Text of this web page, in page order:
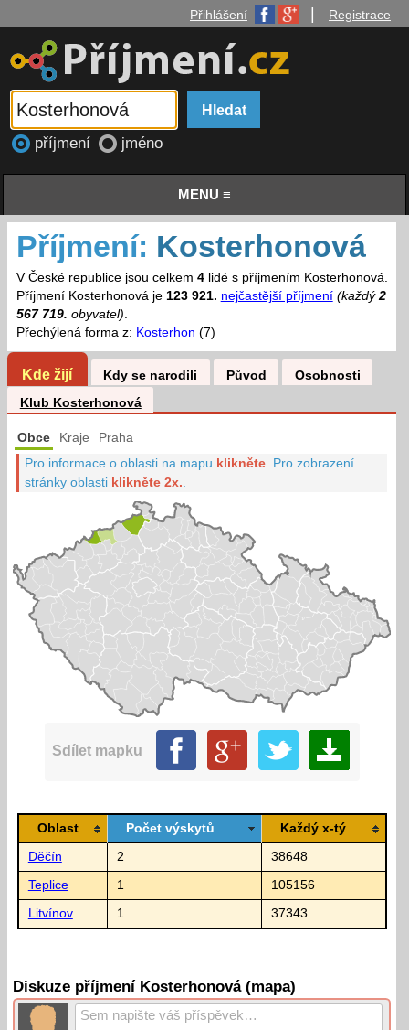
Přihlášení Registrace
příjmení jméno
MENU ≡
Příjmení: Kosterhonová
V České republice jsou celkem 4lidé s příjmením Kosterhonová.
Příjmení Kosterhonová je 123 921. nejčastější příjmení (každý2
567 719. obyvatel).
Přechýlená forma z: Kosterhon (7)
Kde žijí Kdy se narodili Původ
Osobnosti
Klub Kosterhonová
Obce Kraje Praha
Pro informace o oblasti na mapu klikněte Pro zobrazení
stránky oblasti klikněte 2x.
Sdílet mapku
Oblast Počet výskytů Každý x-tý
Děčín 2 38648
Teplice 1 105156
Litvínov 1 37343
Diskuze příjmení Kosterhonová (mapa)